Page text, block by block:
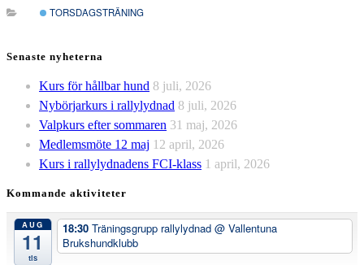
TORSDAGSTRÄNING
Senaste nyheterna
Kurs för hållbar hund 8 juli, 2026
Nybörjarkurs i rallylydnad 8 juli, 2026
Valpkurs efter sommaren 31 maj, 2026
Medlemsmöte 12 maj 12 april, 2026
Kurs i rallylydnadens FCI-klass 1 april, 2026
Kommande aktiviteter
AUG
11
tis
18:30 Träningsgrupp rallylydnad @ Vallentuna
Brukshundklubb